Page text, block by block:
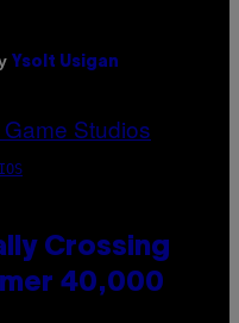
Ysolt Usigan
Crossing
40,000